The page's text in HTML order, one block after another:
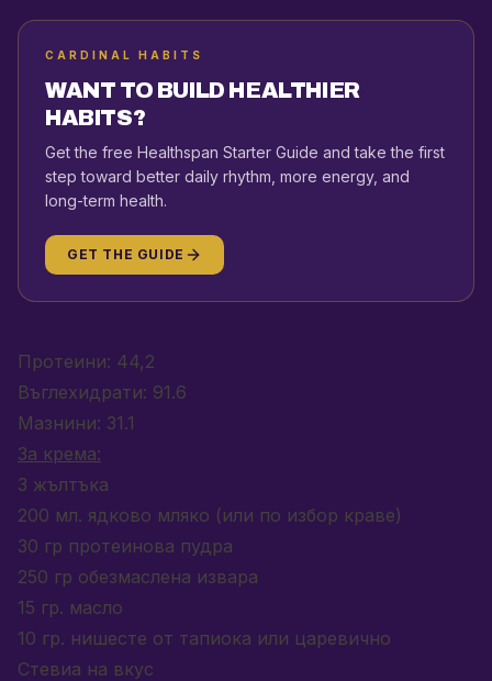
CARDINAL HABITS
WANT TO BUILD HEALTHIER
HABITS?
Get the free Healthspan Starter Guide and take the first
step toward better daily rhythm, more energy, and
long-term health.
GET THE GUIDE
Протеини: 44,2
Въглехидрати: 91.6
Мазнини: 31.1
За крема:
3 жълтъка
200 мл. ядково мляко (или по избор краве)
30 гр протеинова пудра
250 гр обезмаслена извара
15 гр. масло
10 гр. нишесте от тапиока или царевично
Стевиа на вкус